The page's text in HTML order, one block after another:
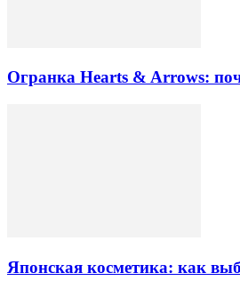
Огранка Hearts & Arrows:
Японская косметика: как